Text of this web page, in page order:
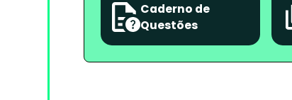
Caderno de
Questões